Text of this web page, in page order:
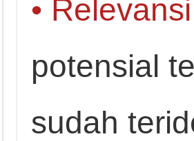
•
potensial
sudah